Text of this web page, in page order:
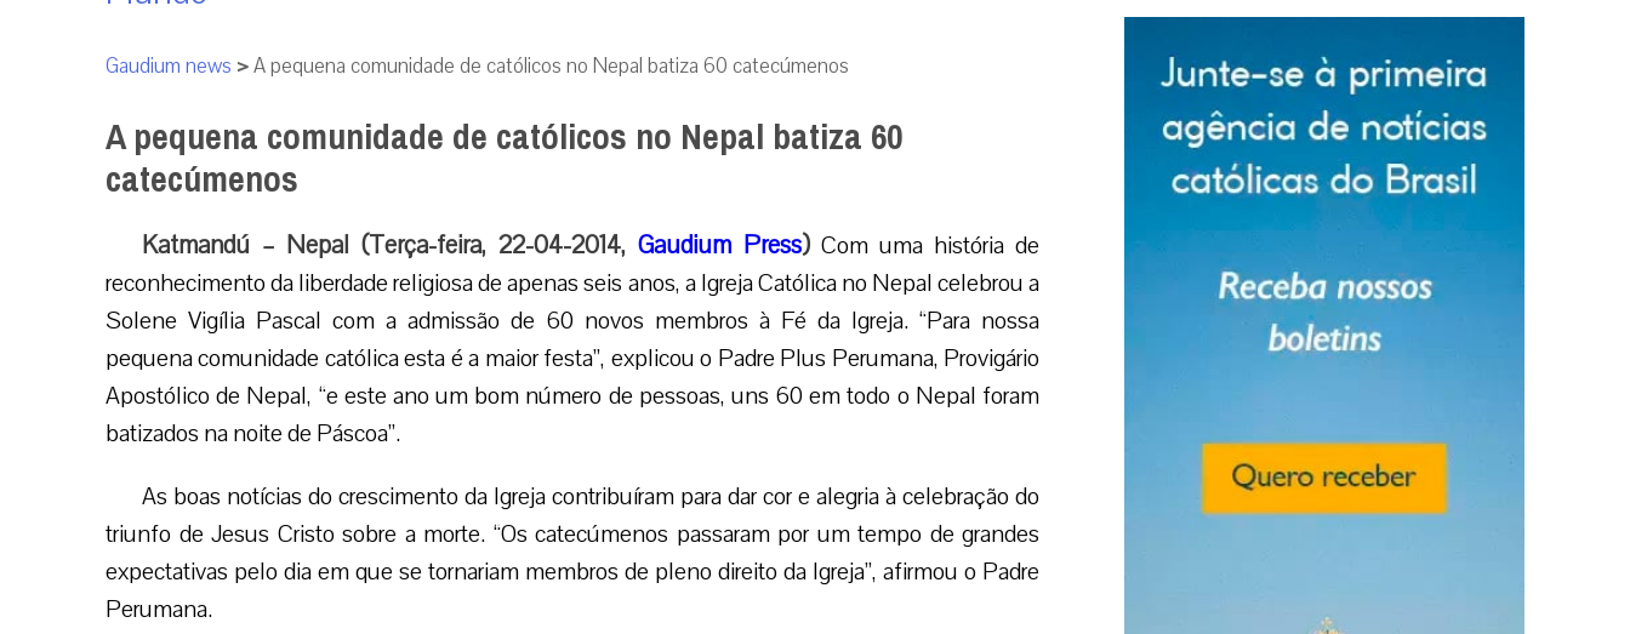
Gaudium news >A pequena comunidade de católicos no Nepal batiza 60 catecúmenos
A pequena comunidade de católicos no Nepal batiza 60
catecúmenos
Katmandú – Nepal (Terça-feira, 22-04-2014, Gaudium Press) Com uma história de
reconhecimento da liberdade religiosa de apenas seis anos, a Igreja Católica no Nepal celebrou a
Solene Vigília Pascal com a admissão de 60 novos membros à Fé da Igreja. “Para nossa
pequena comunidade católica esta é a maior festa”, explicou o Padre Plus Perumana, Provigário
Apostólico de Nepal, “e este ano um bom número de pessoas, uns 60 em todo o Nepal foram
batizados na noite de Páscoa”.
As boas notícias do crescimento da Igreja contribuíram para dar cor e alegria à celebração do
triunfo de Jesus Cristo sobre a morte. “Os catecúmenos passaram por um tempo de grandes
expectativas pelo dia em que se tornariam membros de pleno direito da Igreja”, afirmou o Padre
Perumana.